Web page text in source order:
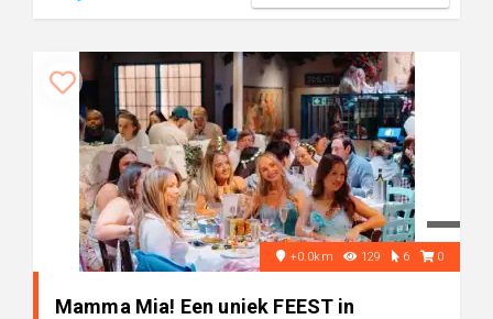
+0.0km 129 6 0
Mamma Mia! Een uniek FEEST in